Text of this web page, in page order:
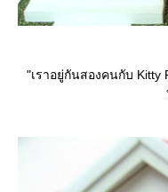
"เราอยู่กันสองคนกับ Kitty